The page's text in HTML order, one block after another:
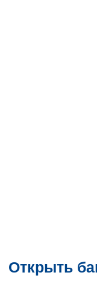
Открыть